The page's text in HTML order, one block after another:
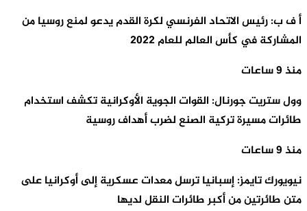
أ ف ب: رئيس الاتحاد الفرنسي لكرة القدم يدعو لمنع روسيا من
المشاركة في كأس العالم للعام 2022
منذ 9 ساعات
وول ستريت جورنال: القوات الجوية الأوكرانية تكشف استخدام
طائرات مسيرة تركية الصنع لضرب أهداف روسية
منذ 9 ساعات
نيويورك تايمز: إسبانيا ترسل معدات عسكرية إلى أوكرانيا على
متن طائرتين من أكبر طائرات النقل لديها